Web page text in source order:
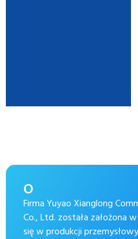
O
Firma Yuyao Xianglong
Co., Ltd. została założona
się w produkcji